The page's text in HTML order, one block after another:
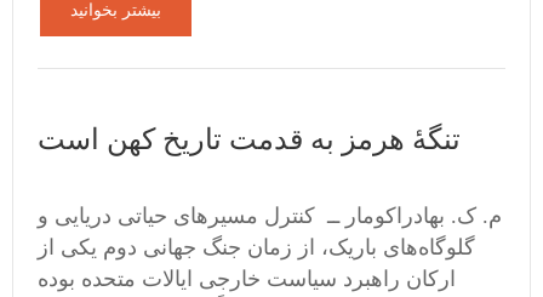
بیشتر بخوانید
تنگهٔ هرمز به قدمت تاریخ کهن است
م. ک. بهادراکومار ــ کنترل مسیرهای حیاتی دریایی و
گلوگاه‌های باریک، از زمان جنگ جهانی دوم یکی از
ارکان راهبرد سیاست خارجی ایالات متحده بوده